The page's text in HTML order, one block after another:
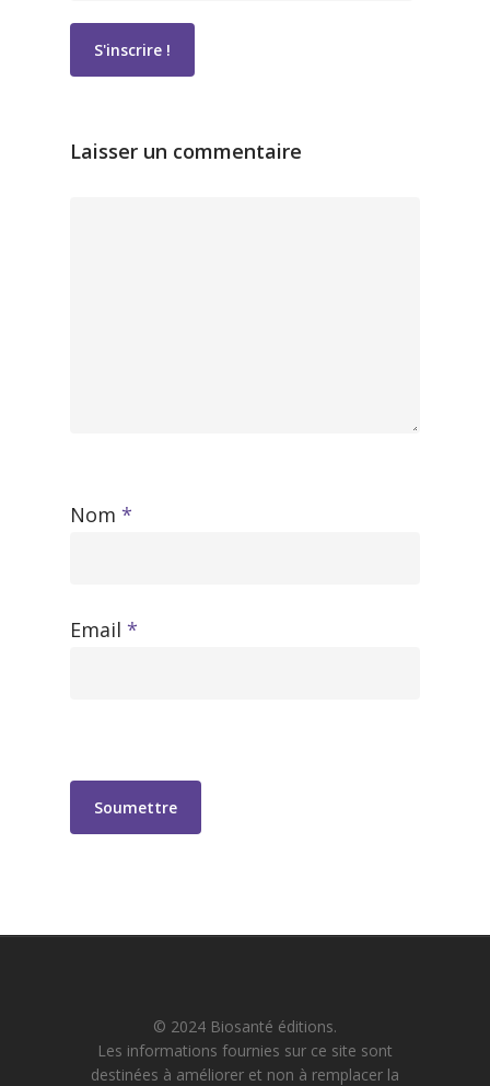
Laisser un commentaire
Nom *
Email *
© 2024 Biosanté éditions.
Les informations fournies sur ce site sont
destinées à améliorer et non à remplacer la